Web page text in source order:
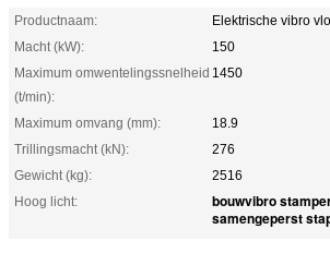
Productnaam:
Elektrische vibro
Macht (kW):
150
Maximum omwentelingssnelheid
(t/min):
1450
Maximum omvang (mm):
18.9
Trillingsmacht (kN):
276
Gewicht (kg):
2516
Hoog licht:
bouwvibro
samengeperst